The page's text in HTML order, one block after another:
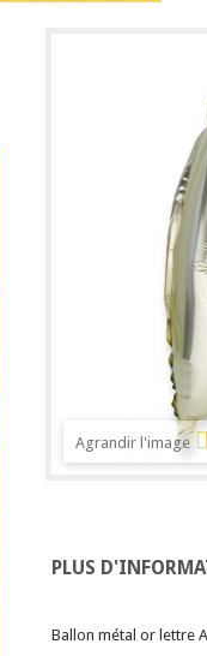
Agrandir l'image
PLUS
Ballon métal or lettre